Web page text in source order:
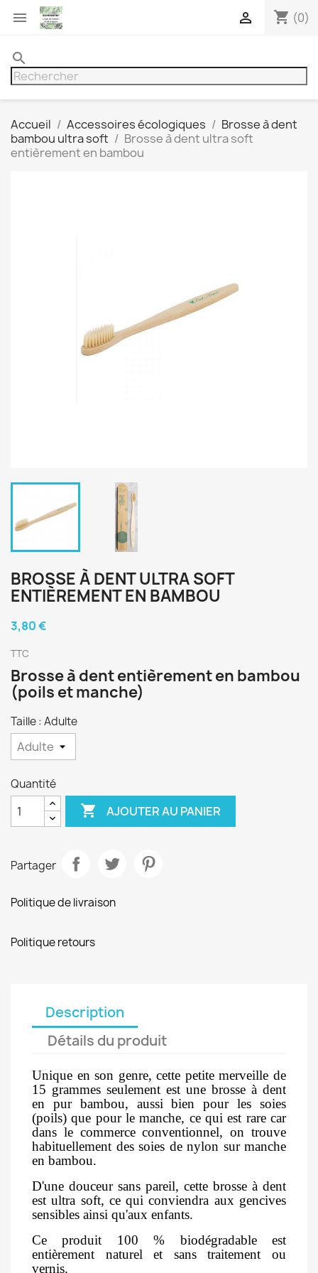
 shopping_cart (0)

search
Accueil Accessoires écologiques
Brosse à dent
bambou ultra soft
Brosse à dent ultra soft
entièrement en bambou
BROSSE À DENT ULTRA SOFT
ENTIÈREMENT EN BAMBOU
3,80 €
TTC
Brosse à dent entièrement en bambou
(poils et manche)
Taille : Adulte
Quantité
 AJOUTER AU PANIER
Partager
Politique de livraison
Politique retours
Description
Détails du produit
Unique en son genre, cette petite merveille de
15 grammes seulement est une brosse à dent
en pur bambou, aussi bien pour les soies
(poils) que pour le manche, ce qui est rare car
dans le commerce conventionnel, on trouve
habituellement des soies de nylon sur manche
en bambou.
D'une douceur sans pareil, cette brosse à dent
est ultra soft, ce qui conviendra aux gencives
sensibles ainsi qu'aux enfants.
Ce produit 100 % biodégradable est
entièrement naturel et sans traitement ou
vernis.